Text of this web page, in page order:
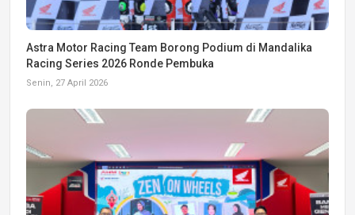
Astra Motor Racing Team Borong Podium di Mandalika
Racing Series 2026 Ronde Pembuka
Senin, 27 April 2026